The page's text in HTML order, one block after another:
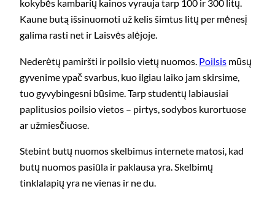
kokybės kambarių kainos vyrauja tarp 100 ir 300 litų.
Kaune butą išsinuomoti už kelis šimtus litų per mėnesį
galima rasti net ir Laisvės alėjoje.
Nederėtų pamiršti ir poilsio vietų nuomos. Poilsis mūsų
gyvenime ypač svarbus, kuo ilgiau laiko jam skirsime,
tuo gyvybingesni būsime. Tarp studentų labiausiai
paplitusios poilsio vietos – pirtys, sodybos kurortuose
ar užmiesčiuose.
Stebint butų nuomos skelbimus internete matosi, kad
butų nuomos pasiūla ir paklausa yra. Skelbimų
tinklalapių yra ne vienas ir ne du.